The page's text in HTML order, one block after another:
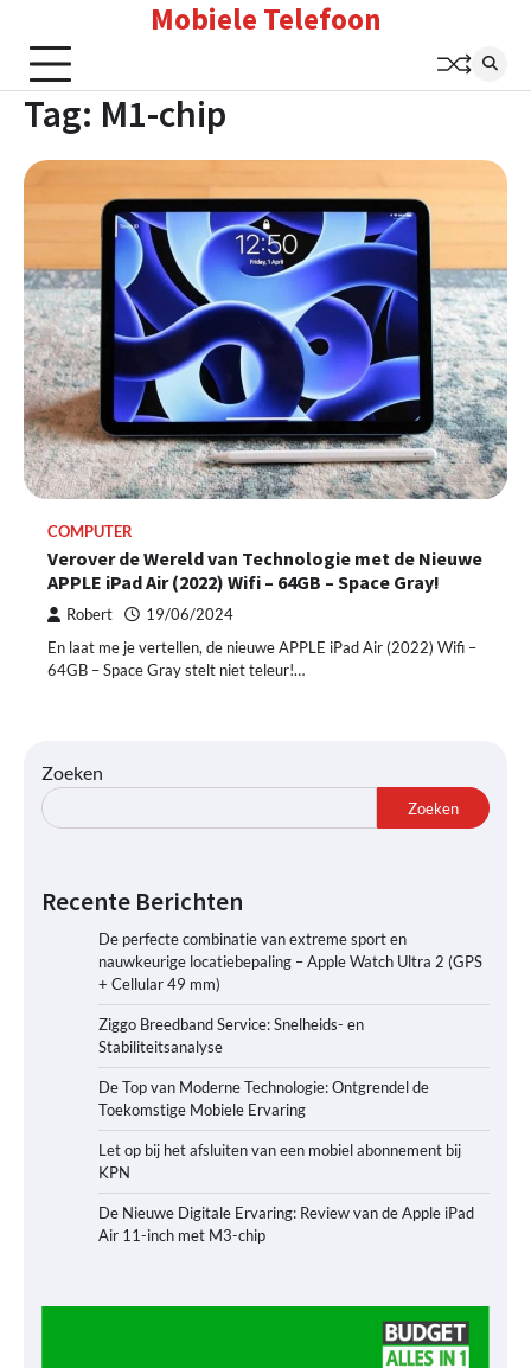
content
Mobiele Telefoon
Tag: M1-chip
COMPUTER
Verover de Wereld van Technologie met de Nieuwe
APPLE iPad Air (2022) Wifi – 64GB – Space Gray!
Robert 19/06/2024
En laat me je vertellen, de nieuwe APPLE iPad Air (2022) Wifi –
64GB – Space Gray stelt niet teleur!…
Zoeken
Zoeken
Recente Berichten
De perfecte combinatie van extreme sport en
nauwkeurige locatiebepaling – Apple Watch Ultra 2 (GPS
+ Cellular 49 mm)
Ziggo Breedband Service: Snelheids- en
Stabiliteitsanalyse
De Top van Moderne Technologie: Ontgrendel de
Toekomstige Mobiele Ervaring
Let op bij het afsluiten van een mobiel abonnement bij
KPN
De Nieuwe Digitale Ervaring: Review van de Apple iPad
Air 11-inch met M3-chip